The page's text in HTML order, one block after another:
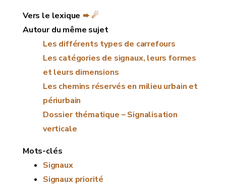
Vers le lexique ➨ ☄
Autour du même sujet
Les différents types de carrefours
Les catégories de signaux, leurs formes
et leurs dimensions
Les chemins réservés en milieu urbain et
périurbain
Dossier thématique – Signalisation
verticale
Mots-clés
Signaux
Signaux priorité